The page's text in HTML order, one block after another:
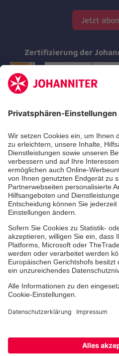
Jetzt
Zertifizierung der
Aus- &
Erste-
Jobs &
Cookie-Einstellungen